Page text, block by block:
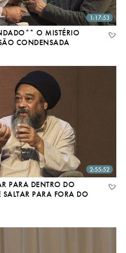
1:17:53
O MISTÉRIO
CONDENSADA
2:55:52
PARA DENTRO DO
PARA FORA DO